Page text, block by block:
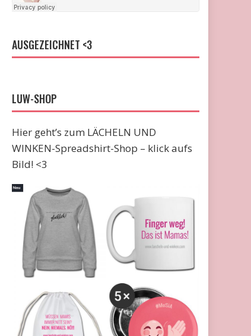
AUSGEZEICHNET <3
LUW-SHOP
Hier geht’s zum LÄCHELN UND
WINKEN-Spreadshirt-Shop – klick aufs
Bild! <3